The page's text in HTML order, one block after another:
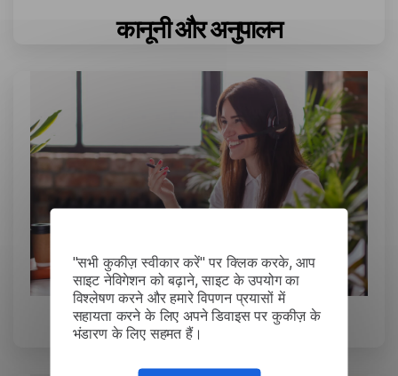
"सभी कुकीज़ स्वीकार करें" पर क्लिक करके, आप
साइट नेविगेशन को बढ़ाने, साइट के उपयोग का
विश्लेषण करने और हमारे विपणन प्रयासों में
सहायता करने के लिए अपने डिवाइस पर कुकीज़ के
भंडारण के लिए सहमत हैं।
कानूनी और अनुपालन
जीवन विज्ञान और स्वास्थ्य सेवा